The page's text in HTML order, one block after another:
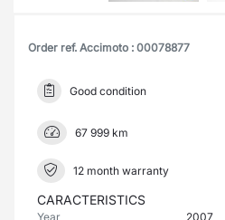
Order ref. Accimoto : 00078877
Good condition
67 999 km
12 month warranty
CARACTERISTICS
Year
2007